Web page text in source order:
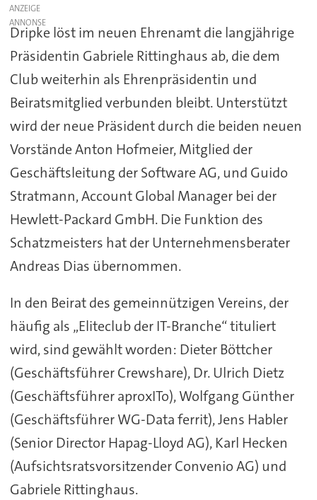
ANZEIGE
Dripke löst im neuen Ehrenamt die langjährige
Präsidentin Gabriele Rittinghaus ab, die dem
Club weiterhin als Ehrenpräsidentin und
Beiratsmitglied verbunden bleibt. Unterstützt
wird der neue Präsident durch die beiden neuen
Vorstände Anton Hofmeier, Mitglied der
Geschäftsleitung der Software AG, und Guido
Stratmann, Account Global Manager bei der
Hewlett-Packard GmbH. Die Funktion des
Schatzmeisters hat der Unternehmensberater
Andreas Dias übernommen.
In den Beirat des gemeinnützigen Vereins, der
häufig als „Eliteclub der IT-Branche“ tituliert
wird, sind gewählt worden: Dieter Böttcher
(Geschäftsführer Crewshare), Dr. Ulrich Dietz
(Geschäftsführer aproxITo), Wolfgang Günther
(Geschäftsführer WG-Data ferrit), Jens Habler
(Senior Director Hapag-Lloyd AG), Karl Hecken
(Aufsichtsratsvorsitzender Convenio AG) und
Gabriele Rittinghaus.